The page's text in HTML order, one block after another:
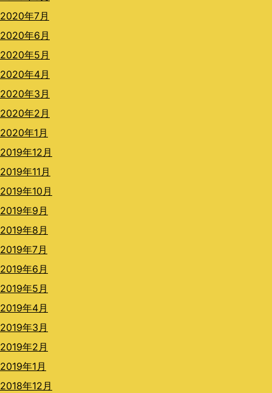
2020年7月
2020年6月
2020年5月
2020年4月
2020年3月
2020年2月
2020年1月
2019年12月
2019年11月
2019年10月
2019年9月
2019年8月
2019年7月
2019年6月
2019年5月
2019年4月
2019年3月
2019年2月
2019年1月
2018年12月